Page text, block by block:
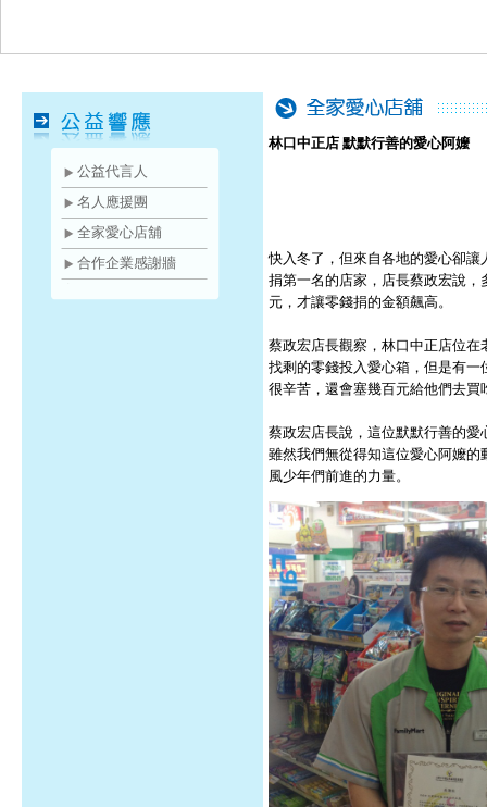
公益代言人
名人應援團
全家愛心店舖
合作企業感謝牆
林口中正店 默默行善的愛心阿嬤
快入冬了，但來自各地的愛心卻
捐第一名的店家，店長蔡政宏說
元，才讓零錢捐的金額飆高。
蔡政宏店長觀察，林口中正店位
找剩的零錢投入愛心箱，但是有
很辛苦，還會塞幾百元給他們去
蔡政宏店長說，這位默默行善的
雖然我們無從得知這位愛心阿嬤
風少年們前進的力量。